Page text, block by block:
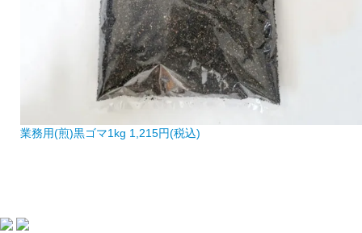
業務用(煎)黒ゴマ1kg 1,215円(税込)